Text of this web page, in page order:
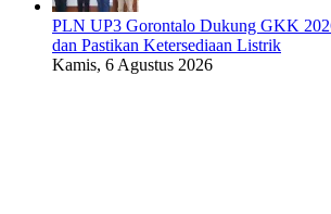
PLN UP3 Gorontalo Dukung GKK
dan Pastikan Ketersediaan Listrik
Kamis, 6 Agustus 2026